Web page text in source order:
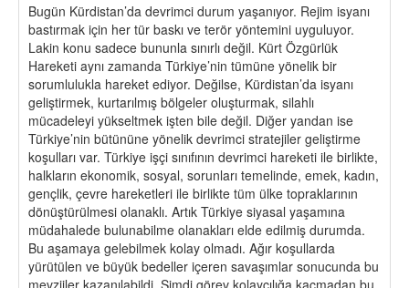
Bugün Kürdistan’da devrimci durum yaşanıyor. Rejim isyanı
bastırmak için her tür baskı ve terör yöntemini uyguluyor.
Lakin konu sadece bununla sınırlı değil. Kürt Özgürlük
Hareketi aynı zamanda Türkiye’nin tümüne yönelik bir
sorumlulukla hareket ediyor. Değilse, Kürdistan’da isyanı
geliştirmek, kurtarılmış bölgeler oluşturmak, silahlı
mücadeleyi yükseltmek işten bile değil. Diğer yandan ise
Türkiye’nin bütününe yönelik devrimci stratejiler geliştirme
koşulları var. Türkiye işçi sınıfının devrimci hareketi ile birlikte,
halkların ekonomik, sosyal, sorunları temelinde, emek, kadın,
gençlik, çevre hareketleri ile birlikte tüm ülke topraklarının
dönüştürülmesi olanaklı. Artık Türkiye siyasal yaşamına
müdahalede bulunabilme olanakları elde edilmiş durumda.
Bu aşamaya gelebilmek kolay olmadı. Ağır koşullarda
yürütülen ve büyük bedeller içeren savaşımlar sonucunda bu
mevziiler kazanılabildi. Şimdi görev kolaycılığa kaçmadan bu